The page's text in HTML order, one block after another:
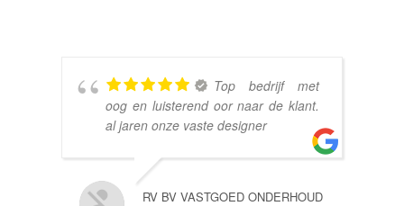
Top bedrijf met
oog en luisterend oor naar de klant.
al jaren onze vaste designer
RV BV VASTGOED ONDERHOUD